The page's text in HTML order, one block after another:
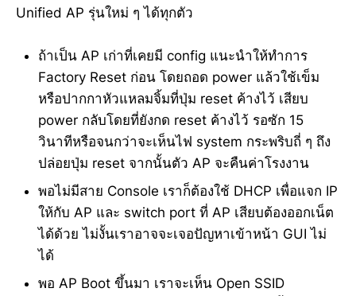
Unified AP รุ่นใหม่ ๆ ได้ทุกตัว
ถ้าเป็น AP เก่าที่เคยมี config แนะนำให้ทำการ
Factory Reset ก่อน โดยถอด power แล้วใช้เข็ม
หรือปากกาหัวแหลมจิ้มที่ปุ่ม reset ค้างไว้ เสียบ
power กลับโดยที่ยังกด reset ค้างไว้ รอซัก 15
วินาทีหรือจนกว่าจะเห็นไฟ system กระพริบถี่ ๆ ถึง
ปล่อยปุ่ม reset จากนั้นตัว AP จะคืนค่าโรงงาน
พอไม่มีสาย Console เราก็ต้องใช้ DHCP เพื่อแจก IP
ให้กับ AP และ switch port ที่ AP เสียบต้องออกเน็ต
ได้ด้วย ไม่งั้นเราอาจจะเจอปัญหาเข้าหน้า GUI ไม่
ได้
พอ AP Boot ขึ้นมา เราจะเห็น Open SSID